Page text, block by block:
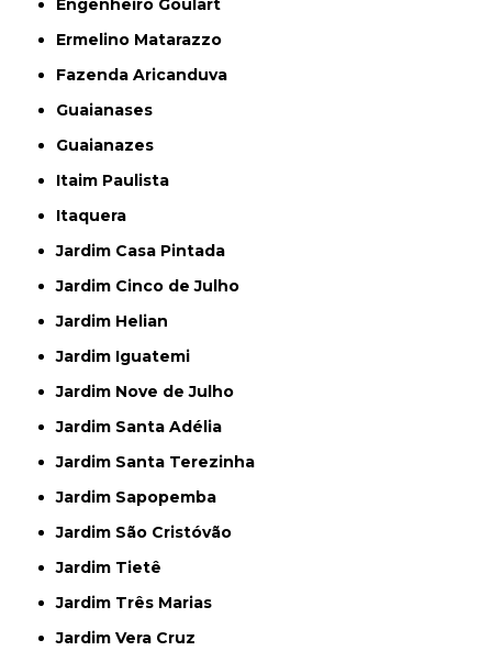
Engenheiro Goulart
Ermelino Matarazzo
Fazenda Aricanduva
Guaianases
Guaianazes
Itaim Paulista
Itaquera
Jardim Casa Pintada
Jardim Cinco de Julho
Jardim Helian
Jardim Iguatemi
Jardim Nove de Julho
Jardim Santa Adélia
Jardim Santa Terezinha
Jardim Sapopemba
Jardim São Cristóvão
Jardim Tietê
Jardim Três Marias
Jardim Vera Cruz